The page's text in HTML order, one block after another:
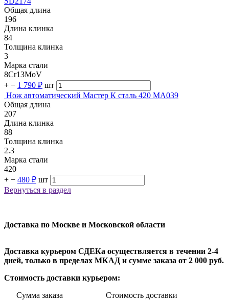
Общая длина
196
Длина клинка
84
Толщина клинка
3
Марка стали
8Cr13MoV
+ − 1 790 ₽ шт
Нож автоматический Мастер К сталь 420 MA039
Общая длина
207
Длина клинка
88
Толщина клинка
2.3
Марка стали
420
+ − 480 ₽ шт
Вернуться в раздел
Доставка по Москве и Московской области
Доставка курьером СДЕКа осуществляется в течении 2-4
дней, только в пределах МКАД и сумме заказа от 2 000 руб.
Стоимость доставки курьером:
Сумма заказа Стоимость доставки